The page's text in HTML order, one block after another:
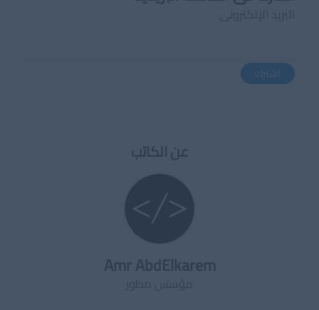
اشترك
عن الكاتب
Amr AbdElkarem